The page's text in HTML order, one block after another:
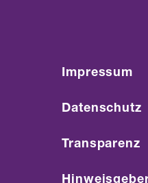
Impressum
Datenschutz
Transparenz